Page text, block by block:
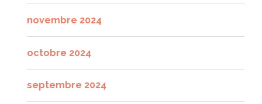
novembre 2024
octobre 2024
septembre 2024